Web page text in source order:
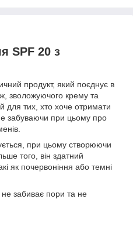
SPF 20 з
продукт, який поєднує в
зволожуючого крему та
для тих, хто хоче отримати
забуваючи при цьому про
при цьому створюючи
того, він здатний
як почервоніння або темні
не забиває пори та не